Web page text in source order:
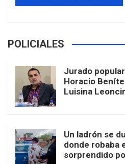
POLICIALES
Jurado
Horacio
Luisina
Un ladrón se
donde robaba
sorprendido